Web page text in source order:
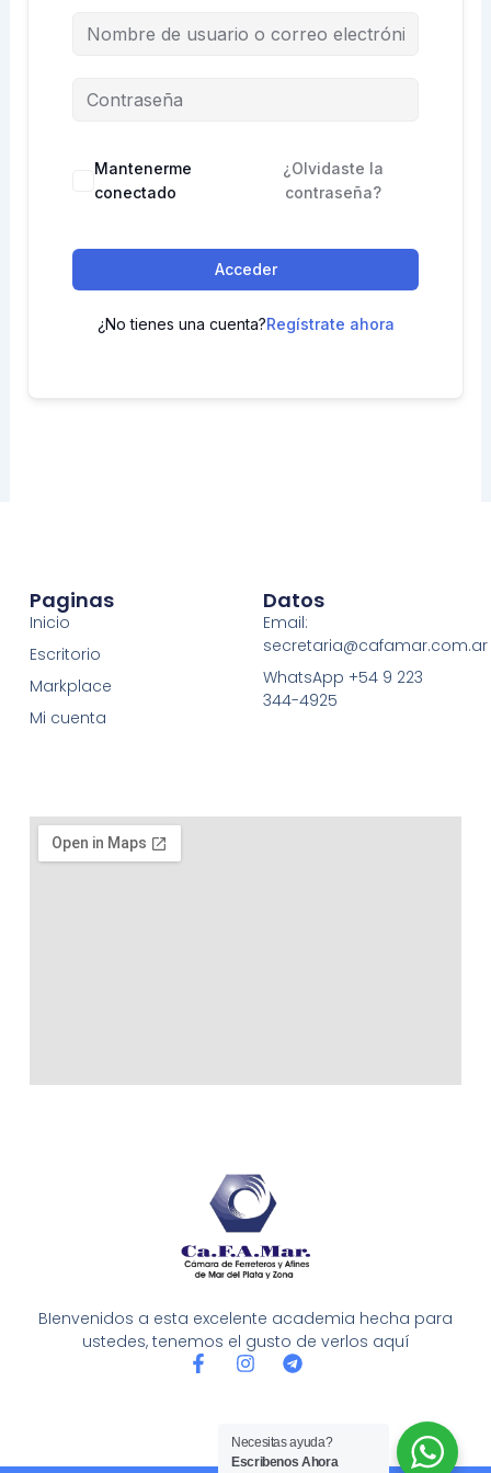
Mantenerme
conectado
¿Olvidaste la
contraseña?
Acceder
¿No tienes una cuenta?Regístrate ahora
BIenvenidos a esta excelente academia hecha para
ustedes, tenemos el gusto de verlos aquí
F
I
a
g
T
g
r
Paginas
Inicio
Escritorio
Markplace
Mi cuenta
Datos
Email:
secretaria@cafamar.com.ar
WhatsApp +54 9 223
344-4925
Necesitas ayuda?
Escribenos Ahora